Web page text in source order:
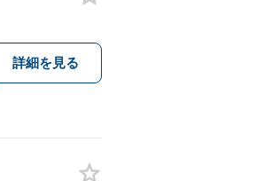
詳細を見る